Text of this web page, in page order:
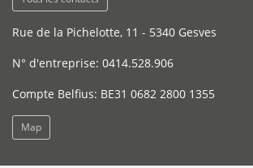
Rue de la Pichelotte, 11 - 5340 Gesves
N° d'entreprise: 0414.528.906
Compte Belfius: BE31 0682 2800 1355
Map